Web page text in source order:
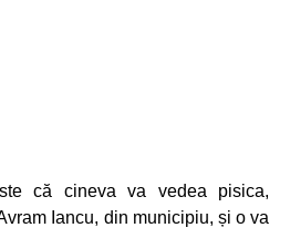
că cineva va vedea pisica,
Iancu, din municipiu, și o va